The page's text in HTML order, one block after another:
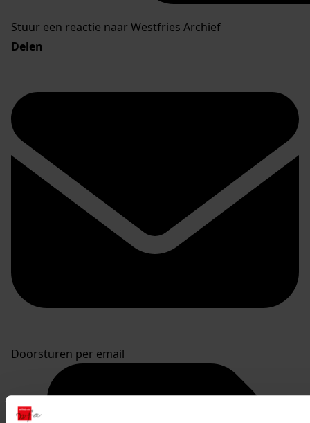
Stuur een reactie naar Westfries Archief
Delen
Doorsturen per email